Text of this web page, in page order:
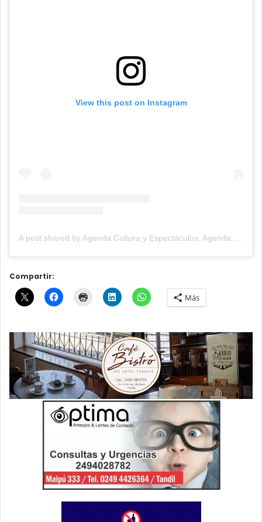
View this post on Instagram
Compartir:
Más